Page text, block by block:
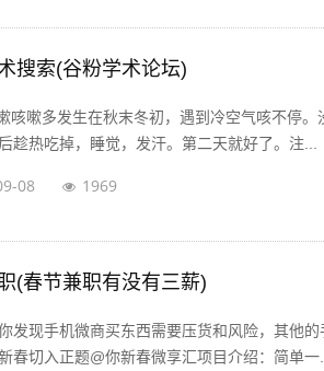
搜索(谷粉学术论坛)
咳嗽多发生在秋末冬初，遇到冷空气咳不停
趁热吃掉，睡觉，发汗。第二天就好了。注...
08 1969
(春节兼职有没有三薪)
发现手机微商买东西需要压货和风险，其他
春切入正题@你新春微享汇项目介绍：简单一...